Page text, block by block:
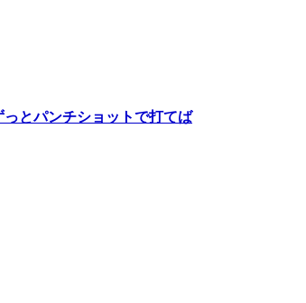
とパンチショットで打てば